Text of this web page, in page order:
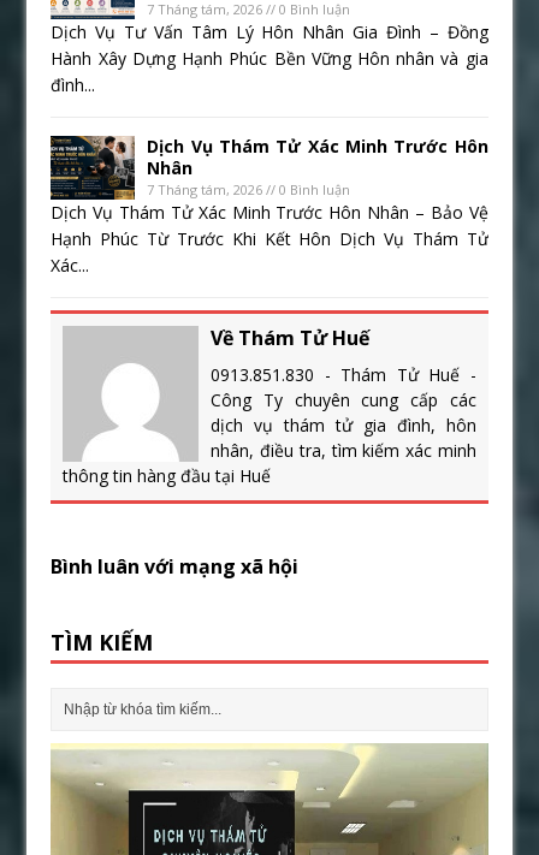
7 Tháng tám, 2026 // 0 Bình luận
Dịch Vụ Tư Vấn Tâm Lý Hôn Nhân Gia Đình – Đồng
Hành Xây Dựng Hạnh Phúc Bền Vững Hôn nhân và gia
đình...
Dịch Vụ Thám Tử Xác Minh Trước Hôn
Nhân
7 Tháng tám, 2026 // 0 Bình luận
Dịch Vụ Thám Tử Xác Minh Trước Hôn Nhân – Bảo Vệ
Hạnh Phúc Từ Trước Khi Kết Hôn Dịch Vụ Thám Tử
Xác...
Về Thám Tử Huế
0913.851.830 - Thám Tử Huế -
Công Ty chuyên cung cấp các
dịch vụ thám tử gia đình, hôn
nhân, điều tra, tìm kiếm xác minh
thông tin hàng đầu tại Huế
Bình luân với mạng xã hội
TÌM KIẾM